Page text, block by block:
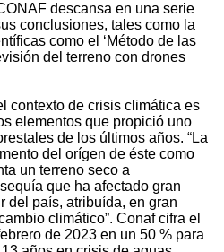
descansa en una serie
conclusiones, tales como la
como el ‘Método de las
del terreno con drones
contexto de crisis climática es
elementos que propició uno
de los últimos años. “La
del orígen de éste como
un terreno seco a
que ha afectado gran
del país, atribuída, en gran
climático”. Conaf cifra el
de 2023 en un 50 % para